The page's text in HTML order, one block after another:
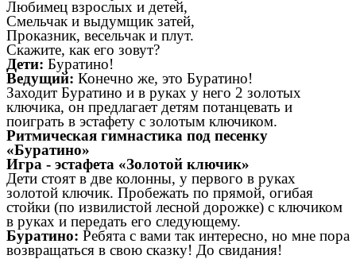
Любимец взрослых и детей,
Смельчак и выдумщик затей,
Проказник, весельчак и плут.
Скажите, как его зовут?
Дети: Буратино!
Ведущий: Конечно же, это Буратино!
Заходит Буратино и в руках у него 2 золотых
ключика, он предлагает детям потанцевать и
поиграть в эстафету с золотым ключиком.
Ритмическая гимнастика под песенку
«Буратино»
Игра - эстафета «Золотой ключик»
Дети стоят в две колонны, у первого в руках
золотой ключик. Пробежать по прямой, огибая
стойки (по извилистой лесной дорожке) с ключиком
в руках и передать его следующему.
Буратино: Ребята с вами так интересно, но мне пора
возвращаться в свою сказку! До свидания!